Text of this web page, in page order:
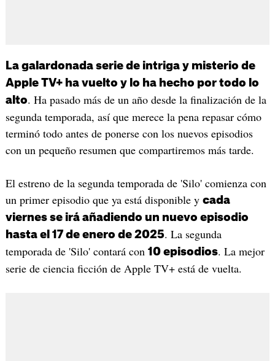
La galardonada serie de intriga y misterio de
Apple TV+ ha vuelto y lo ha hecho por todo lo
alto. Ha pasado más de un año desde la finalización de la
segunda temporada, así que merece la pena repasar cómo
terminó todo antes de ponerse con los nuevos episodios
con un pequeño resumen que compartiremos más tarde.
El estreno de la segunda temporada de 'Silo' comienza con
un primer episodio que ya está disponible y cada
viernes se irá añadiendo un nuevo episodio
hasta el 17 de enero de 2025. La segunda
temporada de 'Silo' contará con 10 episodios. La mejor
serie de ciencia ficción de Apple TV+ está de vuelta.